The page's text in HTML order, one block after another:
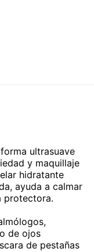
ultrasuave
y maquillaje
hidratante
ayuda a calmar
protectora.
de ojos
de pestañas